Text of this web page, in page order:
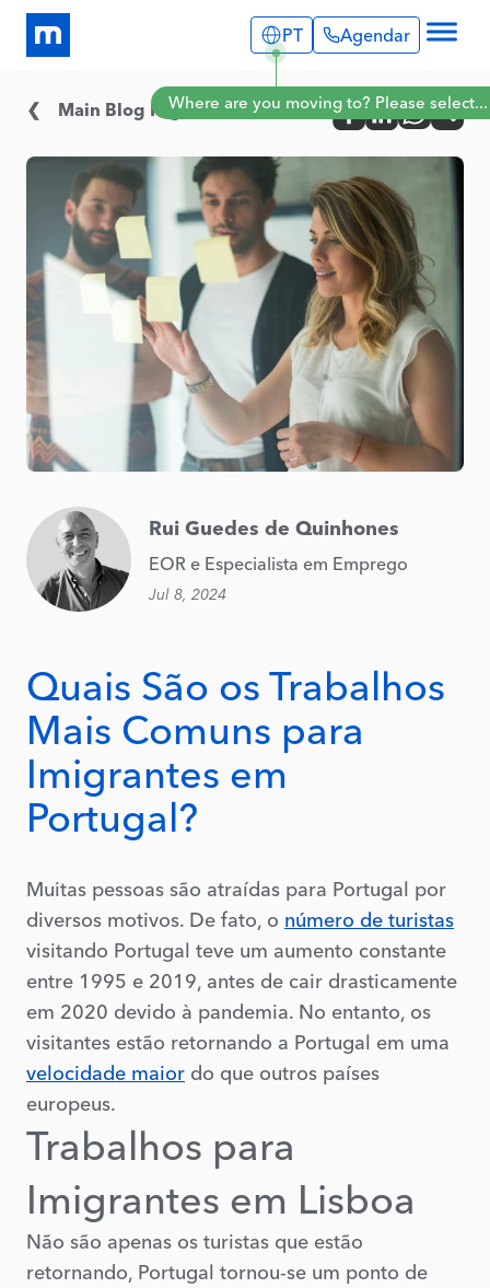
Where are you moving to? Please select...
PT
Portugal
Espanha
English
Agendar
Infos Úteis
Relatos de Imigrantes
Sobre Nós
Agendar
Main Blog Page
Rui Guedes de Quinhones
EOR e Especialista em Emprego
Jul 8, 2024
Quais São os Trabalhos
Mais Comuns para
Imigrantes em
Portugal?
Muitas pessoas são atraídas para Portugal por
diversos motivos. De fato, o número de turistas
visitando Portugal teve um aumento constante
entre 1995 e 2019, antes de cair drasticamente
em 2020 devido à pandemia. No entanto, os
visitantes estão retornando a Portugal em uma
velocidade maior do que outros países
europeus.
Trabalhos para
Imigrantes em Lisboa
Não são apenas os turistas que estão
retornando, Portugal tornou-se um ponto de